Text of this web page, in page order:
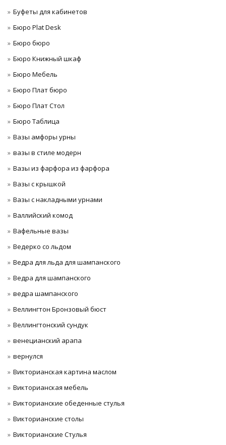
Буфеты для кабинетов
Бюро Plat Desk
Бюро бюро
Бюро Книжный шкаф
Бюро Мебель
Бюро Плат бюро
Бюро Плат Стол
Бюро Таблица
Вазы амфоры урны
вазы в стиле модерн
Вазы из фарфора из фарфора
Вазы с крышкой
Вазы с накладными урнами
Валлийский комод
Вафельные вазы
Ведерко со льдом
Ведра для льда для шампанского
Ведра для шампанского
ведра шампанского
Веллингтон Бронзовый бюст
Веллингтонский сундук
венецианский арапа
вернулся
Викторианская картина маслом
Викторианская мебель
Викторианские обеденные стулья
Викторианские столы
Викторианские Стулья